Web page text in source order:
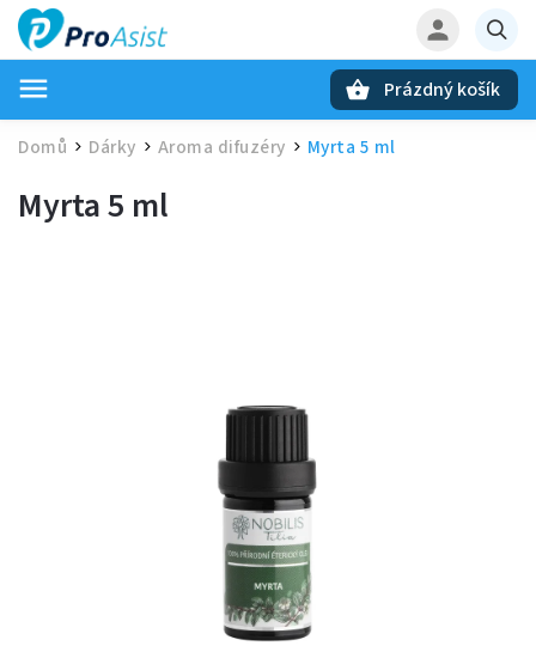
Prázdný košík
Domů / Dárky / Aroma difuzéry / Myrta 5 ml
Myrta 5 ml